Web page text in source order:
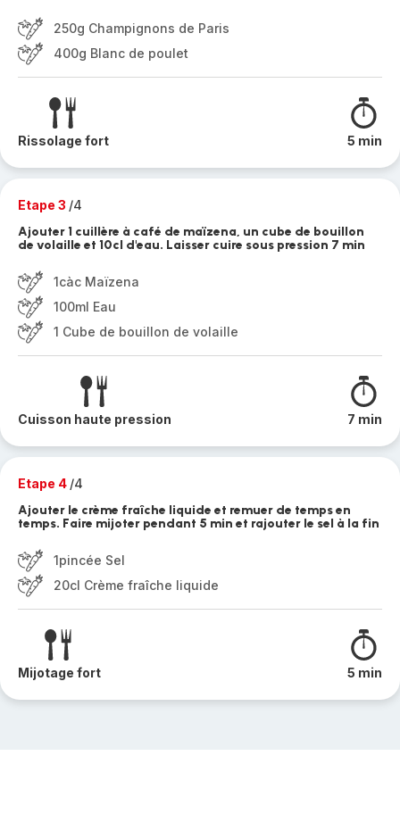
250g Champignons de Paris
400g Blanc de poulet
Rissolage fort 5 min
Etape 3 /4
Ajouter 1 cuillère à café de maïzena, un cube de bouillon
de volaille et 10cl d'eau. Laisser cuire sous pression 7 min
1càc Maïzena
100ml Eau
1 Cube de bouillon de volaille
Cuisson haute pression 7 min
Etape 4 /4
Ajouter le crème fraîche liquide et remuer de temps en
temps. Faire mijoter pendant 5 min et rajouter le sel à la fin
1pincée Sel
20cl Crème fraîche liquide
Mijotage fort 5 min